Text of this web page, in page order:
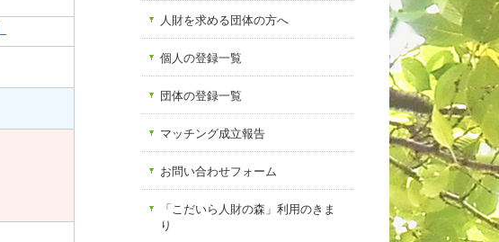
人財を求める団体の方へ
個人の登録一覧
団体の登録一覧
マッチング成立報告
お問い合わせフォーム
「こだいら人財の森」利用のきま
り